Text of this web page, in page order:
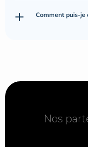
Comment puis-je
Nos
Nos